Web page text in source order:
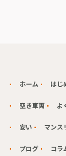
ホーム はじ
空き車両 よ
安い マンス
ブログ コラ